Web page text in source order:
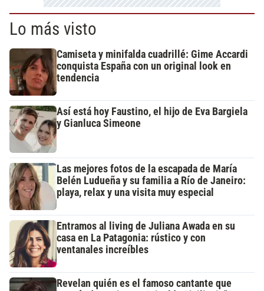
Lo más visto
Camiseta y minifalda cuadrillé: Gime Accardi
conquista España con un original look en
tendencia
Así está hoy Faustino, el hijo de Eva Bargiela
y Gianluca Simeone
Las mejores fotos de la escapada de María
Belén Ludueña y su familia a Río de Janeiro:
playa, relax y una visita muy especial
Entramos al living de Juliana Awada en su
casa en La Patagonia: rústico y con
ventanales increíbles
Revelan quién es el famoso cantante que